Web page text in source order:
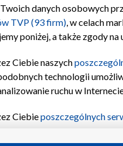
danych osobowych
TVP (93 firm), w celach
poniżej, a także zgody
Ciebie naszych
technologii
ruchu w
Ciebieposzczególnych